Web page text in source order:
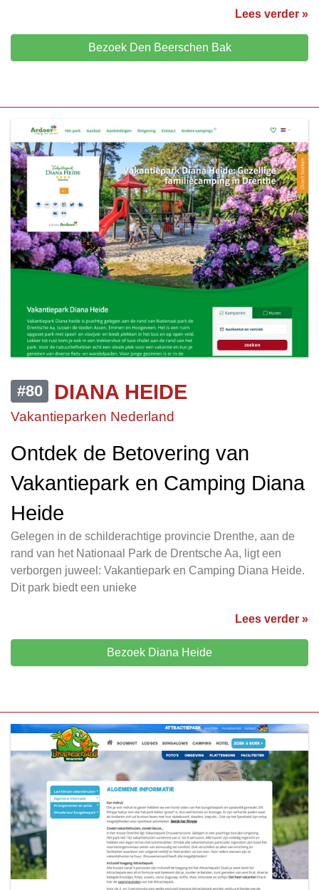
Lees verder »
Bezoek Den Beerschen Bak
#80 DIANA HEIDE
Vakantieparken Nederland
Ontdek de Betovering van
Vakantiepark en Camping Diana
Heide
Gelegen in de schilderachtige provincie Drenthe, aan de
rand van het Nationaal Park de Drentsche Aa, ligt een
verborgen juweel: Vakantiepark en Camping Diana Heide.
Dit park biedt een unieke
Lees verder »
Bezoek Diana Heide